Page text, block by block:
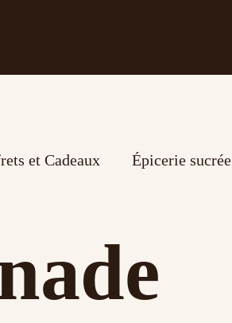
et Cadeaux Épicerie sucrée